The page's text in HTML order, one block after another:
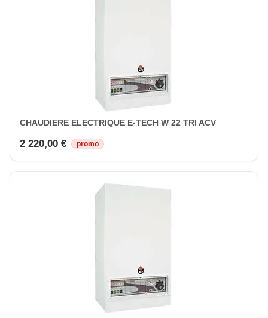
CHAUDIERE ELECTRIQUE E-TECH W 22 TRI ACV
2 220,00 € promo